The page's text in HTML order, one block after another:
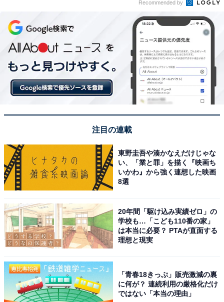
新型コロナウイルスの影響がサッカー界にも
ヨーロッパのクラブから関心を寄せられる日本人選手
が、減っているわけではない。むしろその逆だ。今シー
ズンはレアル・マドリードから同じスペインのビジャレ
部リーグで評価を高めている冨安健洋（21歳、ボローニ
ャ）らに刺激されるように、フレッシュな力がJ1、J2で
台頭している。
問題はヨーロッパのクラブ側にある。
新型コロナウイルスの感染拡大により、ヨーロッパ各国
リーグは昨シーズン途中での打ち切りや無観客での試合
開催を強いられた。収入の大幅減に直面し、経営のスリ
ム化が求められているなかで、新戦力の補強を見送るク
ラブは多い。
ヨーロッパ各国の有力クラブは、全世界にスカウト網を
張り巡らせている。しかし、新型コロナウイルスの感染
Recommended by
注目の連載
東野圭吾や湊かなえだけじゃな
い、「業と罪」を描く『映画ち
いかわ』から強く連想した映画
8選
20年間「駆け込み実績ゼロ」の
学校も…「こども110番の家」
は本当に必要？ PTAが直面する
理想と現実
「青春18きっぷ」販売激減の裏
に何が？ 連続利用の厳格化だけ
ではない「本当の理由」